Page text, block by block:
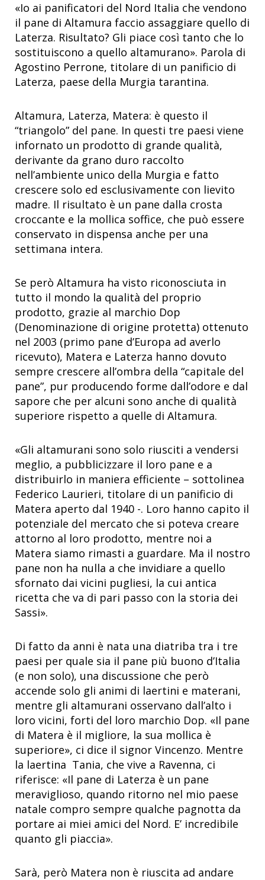
«Io ai panificatori del Nord Italia che vendono
il pane di Altamura faccio assaggiare quello di
Laterza. Risultato? Gli piace così tanto che lo
sostituiscono a quello altamurano». Parola di
Agostino Perrone, titolare di un panificio di
Laterza, paese della Murgia tarantina.
Altamura, Laterza, Matera: è questo il
“triangolo” del pane. In questi tre paesi viene
infornato un prodotto di grande qualità,
derivante da grano duro raccolto
nell’ambiente unico della Murgia e fatto
crescere solo ed esclusivamente con lievito
madre. Il risultato è un pane dalla crosta
croccante e la mollica soffice, che può essere
conservato in dispensa anche per una
settimana intera.
Se però Altamura ha visto riconosciuta in
tutto il mondo la qualità del proprio
prodotto, grazie al marchio Dop
(Denominazione di origine protetta) ottenuto
nel 2003 (primo pane d’Europa ad averlo
ricevuto), Matera e Laterza hanno dovuto
sempre crescere all’ombra della “capitale del
pane”, pur producendo forme dall’odore e dal
sapore che per alcuni sono anche di qualità
superiore rispetto a quelle di Altamura.
«Gli altamurani sono solo riusciti a vendersi
meglio, a pubblicizzare il loro pane e a
distribuirlo in maniera efficiente – sottolinea
Federico Laurieri, titolare di un panificio di
Matera aperto dal 1940 -. Loro hanno capito il
potenziale del mercato che si poteva creare
attorno al loro prodotto, mentre noi a
Matera siamo rimasti a guardare. Ma il nostro
pane non ha nulla a che invidiare a quello
sfornato dai vicini pugliesi, la cui antica
ricetta che va di pari passo con la storia dei
Sassi».
Di fatto da anni è nata una diatriba tra i tre
paesi per quale sia il pane più buono d’Italia
(e non solo), una discussione che però
accende solo gli animi di laertini e materani,
mentre gli altamurani osservano dall’alto i
loro vicini, forti del loro marchio Dop. «Il pane
di Matera è il migliore, la sua mollica è
superiore», ci dice il signor Vincenzo. Mentre
la laertina Tania, che vive a Ravenna, ci
riferisce: «Il pane di Laterza è un pane
meraviglioso, quando ritorno nel mio paese
natale compro sempre qualche pagnotta da
portare ai miei amici del Nord. E’ incredibile
quanto gli piaccia».
Sarà, però Matera non è riuscita ad andare